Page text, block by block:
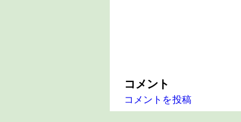
コメント
コメントを投稿